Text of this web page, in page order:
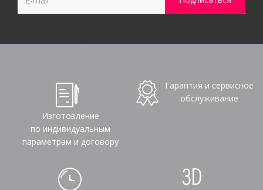
Изготовление
по индивидуальным
параметрам и договору
Гарантия и сервисное
обслуживание